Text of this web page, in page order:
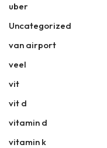
uber
Uncategorized
van airport
veel
vit
vit d
vitamin d
vitamin k